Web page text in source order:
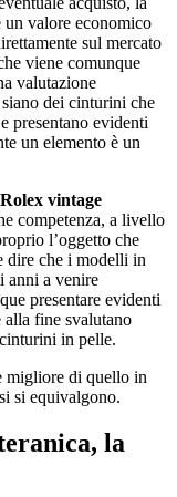
un valore economico
sul mercato
viene comunque
valutazione
dei cinturini che
presentano evidenti
un elemento è un
vintage
competenza, a livello
l’oggetto che
dire che i modelli in
anni a venire
presentare evidenti
alla fine svalutano
in pelle.
migliore di quello in
si equivalgono.
, la